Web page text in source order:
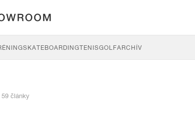
SKATEBOARDINGTENISGOLFARCHÍV
59 články